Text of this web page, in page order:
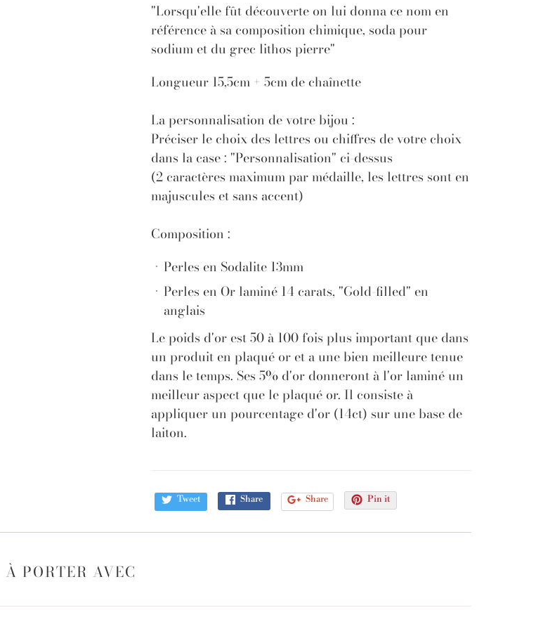
"Lorsqu'elle fût découverte on lui donna ce nom en
référence à sa composition chimique, soda pour
sodium et du grec lithos pierre"
Longueur 15,5cm + 5cm de chaînette
La personnalisation de votre bijou :
Préciser le choix des lettres ou chiffres de votre choix
dans la case : "Personnalisation" ci-dessus
(2 caractères maximum par médaille, les lettres sont en
majuscules et sans accent)
Composition :
Perles en Sodalite 13mm
Perles en Or laminé 14 carats, "Gold-filled" en
anglais
Le poids d'or est 50 à 100 fois plus important que dans
un produit en plaqué or et a une bien meilleure tenue
dans le temps. Ses 5% d'or donneront à l'or laminé un
meilleur aspect que le plaqué or. Il consiste à
appliquer un pourcentage d'or (14ct) sur une base de
laiton.
Tweet Share Share Pin it
À PORTER AVEC